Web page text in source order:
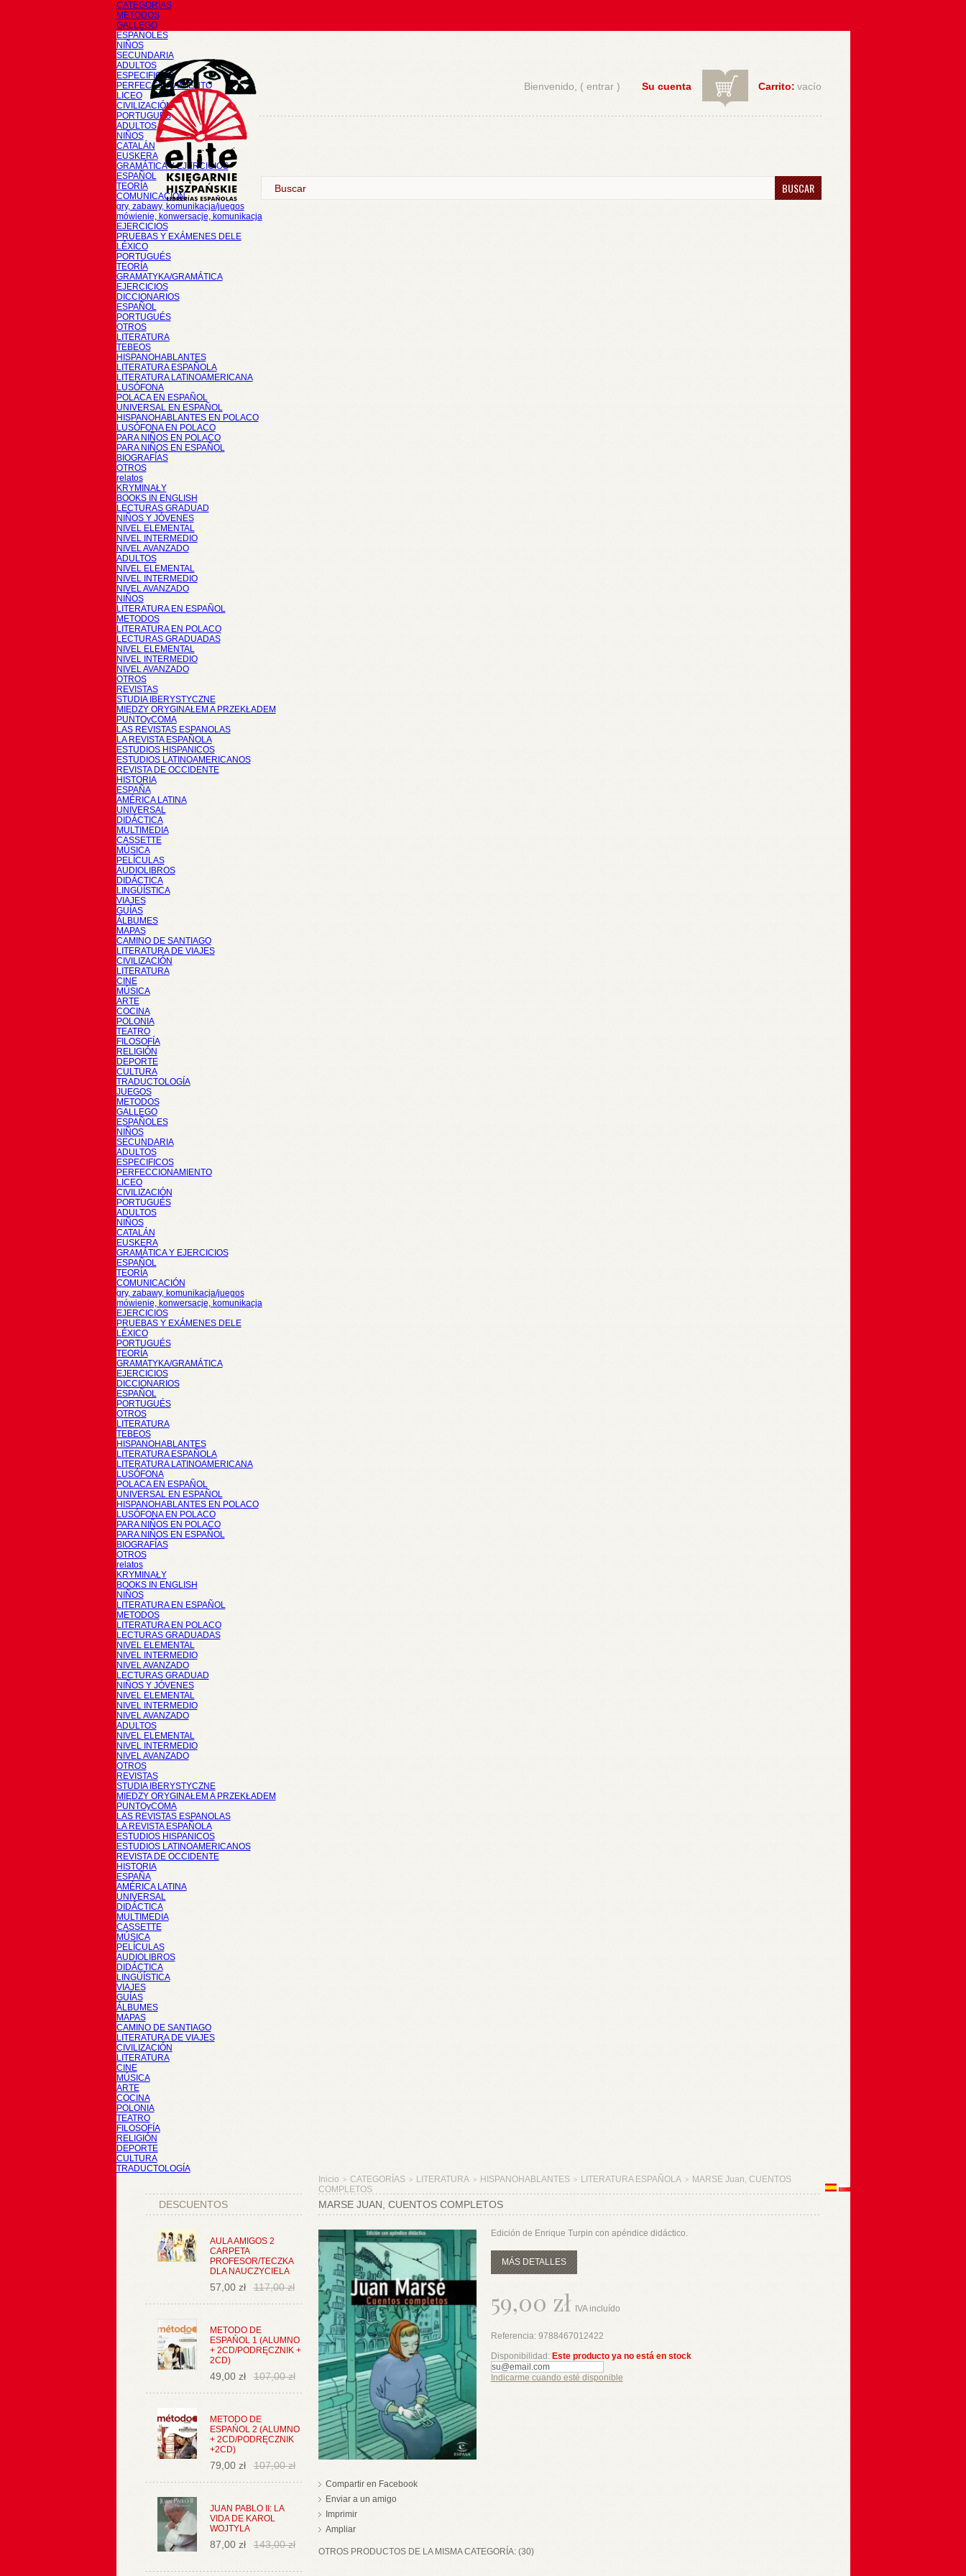
CATEGORÍAS
METODOS
GALLEGO
ESPAÑOLES
NIÑOS
SECUNDARIA
ADULTOS
ESPECIFICOS
PERFECCIONAMIENTO
LICEO
CIVILIZACIÓN
PORTUGUÉS
ADULTOS
NIÑOS
CATALÁN
EUSKERA
GRAMÁTICA Y EJERCICIOS
ESPAÑOL
TEORÍA
COMUNICACIÓN
gry, zabawy, komunikacja/juegos
mówienie, konwersacje, komunikacja
EJERCICIOS
PRUEBAS Y EXÁMENES DELE
LÉXICO
PORTUGUÉS
TEORÍA
GRAMATYKA/GRAMÁTICA
EJERCICIOS
DICCIONARIOS
ESPAÑOL
PORTUGUÉS
OTROS
LITERATURA
TEBEOS
HISPANOHABLANTES
LITERATURA ESPAÑOLA
LITERATURA LATINOAMERICANA
LUSÓFONA
POLACA EN ESPAÑOL
UNIVERSAL EN ESPAÑOL
HISPANOHABLANTES EN POLACO
LUSÓFONA EN POLACO
PARA NIÑOS EN POLACO
PARA NIÑOS EN ESPAÑOL
BIOGRAFÍAS
OTROS
relatos
KRYMINAŁY
BOOKS IN ENGLISH
LECTURAS GRADUAD
NIÑOS Y JÓVENES
NIVEL ELEMENTAL
NIVEL INTERMEDIO
NIVEL AVANZADO
ADULTOS
NIVEL ELEMENTAL
NIVEL INTERMEDIO
NIVEL AVANZADO
NIÑOS
LITERATURA EN ESPAÑOL
METODOS
LITERATURA EN POLACO
LECTURAS GRADUADAS
NIVEL ELEMENTAL
NIVEL INTERMEDIO
NIVEL AVANZADO
OTROS
REVISTAS
STUDIA IBERYSTYCZNE
MIĘDZY ORYGINAŁEM A PRZEKŁADEM
PUNTOyCOMA
LAS REVISTAS ESPANOLAS
LA REVISTA ESPAÑOLA
ESTUDIOS HISPANICOS
ESTUDIOS LATINOAMERICANOS
REVISTA DE OCCIDENTE
HISTORIA
ESPAÑA
AMÉRICA LATINA
UNIVERSAL
DIDÁCTICA
MULTIMEDIA
CASSETTE
MÚSICA
PELÍCULAS
AUDIOLIBROS
DIDÁCTICA
LINGÜÍSTICA
VIAJES
GUÍAS
ÁLBUMES
MAPAS
CAMINO DE SANTIAGO
LITERATURA DE VIAJES
CIVILIZACIÓN
LITERATURA
CINE
MÚSICA
ARTE
COCINA
POLONIA
TEATRO
FILOSOFÍA
RELIGIÓN
DEPORTE
CULTURA
TRADUCTOLOGÍA
JUEGOS
METODOS
GALLEGO
ESPAÑOLES
NIÑOS
SECUNDARIA
ADULTOS
ESPECIFICOS
PERFECCIONAMIENTO
LICEO
CIVILIZACIÓN
PORTUGUÉS
ADULTOS
NIÑOS
CATALÁN
EUSKERA
GRAMÁTICA Y EJERCICIOS
ESPAÑOL
TEORÍA
COMUNICACIÓN
gry, zabawy, komunikacja/juegos
mówienie, konwersacje, komunikacja
EJERCICIOS
PRUEBAS Y EXÁMENES DELE
LÉXICO
PORTUGUÉS
TEORÍA
GRAMATYKA/GRAMÁTICA
EJERCICIOS
DICCIONARIOS
ESPAÑOL
PORTUGUÉS
OTROS
LITERATURA
TEBEOS
HISPANOHABLANTES
LITERATURA ESPAÑOLA
LITERATURA LATINOAMERICANA
LUSÓFONA
POLACA EN ESPAÑOL
UNIVERSAL EN ESPAÑOL
HISPANOHABLANTES EN POLACO
LUSÓFONA EN POLACO
PARA NIÑOS EN POLACO
PARA NIÑOS EN ESPAÑOL
BIOGRAFÍAS
OTROS
relatos
KRYMINAŁY
BOOKS IN ENGLISH
NIÑOS
LITERATURA EN ESPAÑOL
METODOS
LITERATURA EN POLACO
LECTURAS GRADUADAS
NIVEL ELEMENTAL
NIVEL INTERMEDIO
NIVEL AVANZADO
LECTURAS GRADUAD
NIÑOS Y JÓVENES
NIVEL ELEMENTAL
NIVEL INTERMEDIO
NIVEL AVANZADO
ADULTOS
NIVEL ELEMENTAL
NIVEL INTERMEDIO
NIVEL AVANZADO
OTROS
REVISTAS
STUDIA IBERYSTYCZNE
MIĘDZY ORYGINAŁEM A PRZEKŁADEM
PUNTOyCOMA
LAS REVISTAS ESPANOLAS
LA REVISTA ESPAÑOLA
ESTUDIOS HISPANICOS
ESTUDIOS LATINOAMERICANOS
REVISTA DE OCCIDENTE
HISTORIA
ESPAÑA
AMÉRICA LATINA
UNIVERSAL
DIDÁCTICA
MULTIMEDIA
CASSETTE
MÚSICA
PELÍCULAS
AUDIOLIBROS
DIDÁCTICA
LINGÜÍSTICA
VIAJES
GUÍAS
ÁLBUMES
MAPAS
CAMINO DE SANTIAGO
LITERATURA DE VIAJES
CIVILIZACIÓN
LITERATURA
CINE
MÚSICA
ARTE
COCINA
POLONIA
TEATRO
FILOSOFÍA
RELIGIÓN
DEPORTE
CULTURA
TRADUCTOLOGÍA
Carrito: vacío
Su cuenta
Bienvenido, ( entrar)
BUSCAR
DESCUENTOS
AULA AMIGOS 2
CARPETA
PROFESOR/TECZKA
DLA NAUCZYCIELA
57,00 zł 117,00 zł
METODO DE
ESPAŃOL 1 (ALUMNO
+ 2CD/PODRĘCZNIK +
2CD)
49,00 zł 107,00 zł
METODO DE
ESPAŃOL 2 (ALUMNO
+ 2CD/PODRĘCZNIK
+2CD)
79,00 zł 107,00 zł
JUAN PABLO II: LA
VIDA DE KAROL
WOJTYLA
87,00 zł 143,00 zł
Inicio > CATEGORÍAS > LITERATURA > HISPANOHABLANTES > LITERATURA ESPAÑOLA >
MARSE Juan, CUENTOS
COMPLETOS
MARSE JUAN, CUENTOS COMPLETOS
Compartir en Facebook
Enviar a un amigo
Imprimir
Ampliar
Edición de Enrique Turpin con apéndice didáctico.
MÁS DETALLES
59,00 zł IVA incluído
Referencia: 9788467012422
Disponibilidad: Este producto ya no está en stock
Indicarme cuando esté disponible
OTROS PRODUCTOS DE LA MISMA CATEGORÍA: (30)